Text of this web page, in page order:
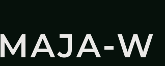
MAJA-W